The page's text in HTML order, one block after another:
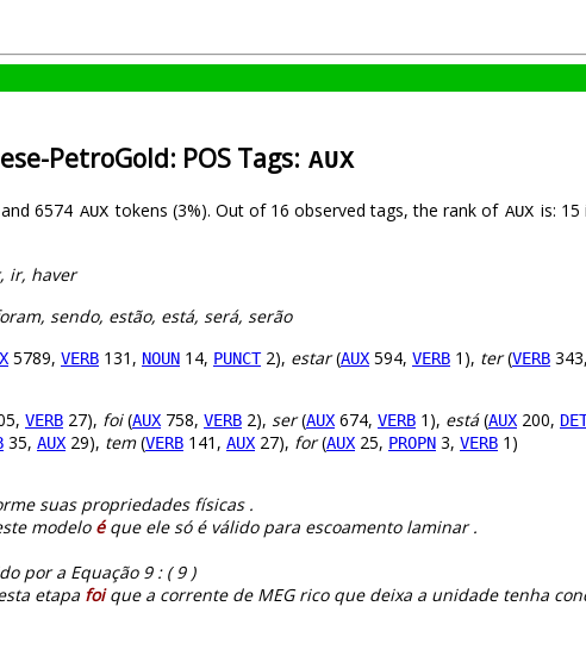
PetroGold: POS Tags: AUX
6574 AUX tokens (3%). Out of 16 observed tags, the rank of AUX is:
ir, haver
sendo, estão, está, será, serão
5789, VERB 131, NOUN 14, PUNCT2), estar(AUX 594, VERB 1), ter(VERB 343,
VERB 27), foi(AUX 758, VERB 2), ser(AUX 674, VERB 1), está(AUX 200,
35, AUX 29), tem(VERB 141, AUX 27), for(AUX 25, PROPN 3, VERB 1)
suas propriedades físicas .
modelo éque ele só é válido para escoamento laminar .
por a Equação 9 : ( 9 )
etapa foique a corrente de MEG rico que deixa a unidade tenha